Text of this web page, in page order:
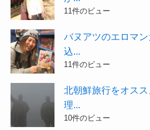
11件のビュー
バヌアツのエロマ
込...
11件のビュー
北朝鮮旅行をオス
理...
10件のビュー